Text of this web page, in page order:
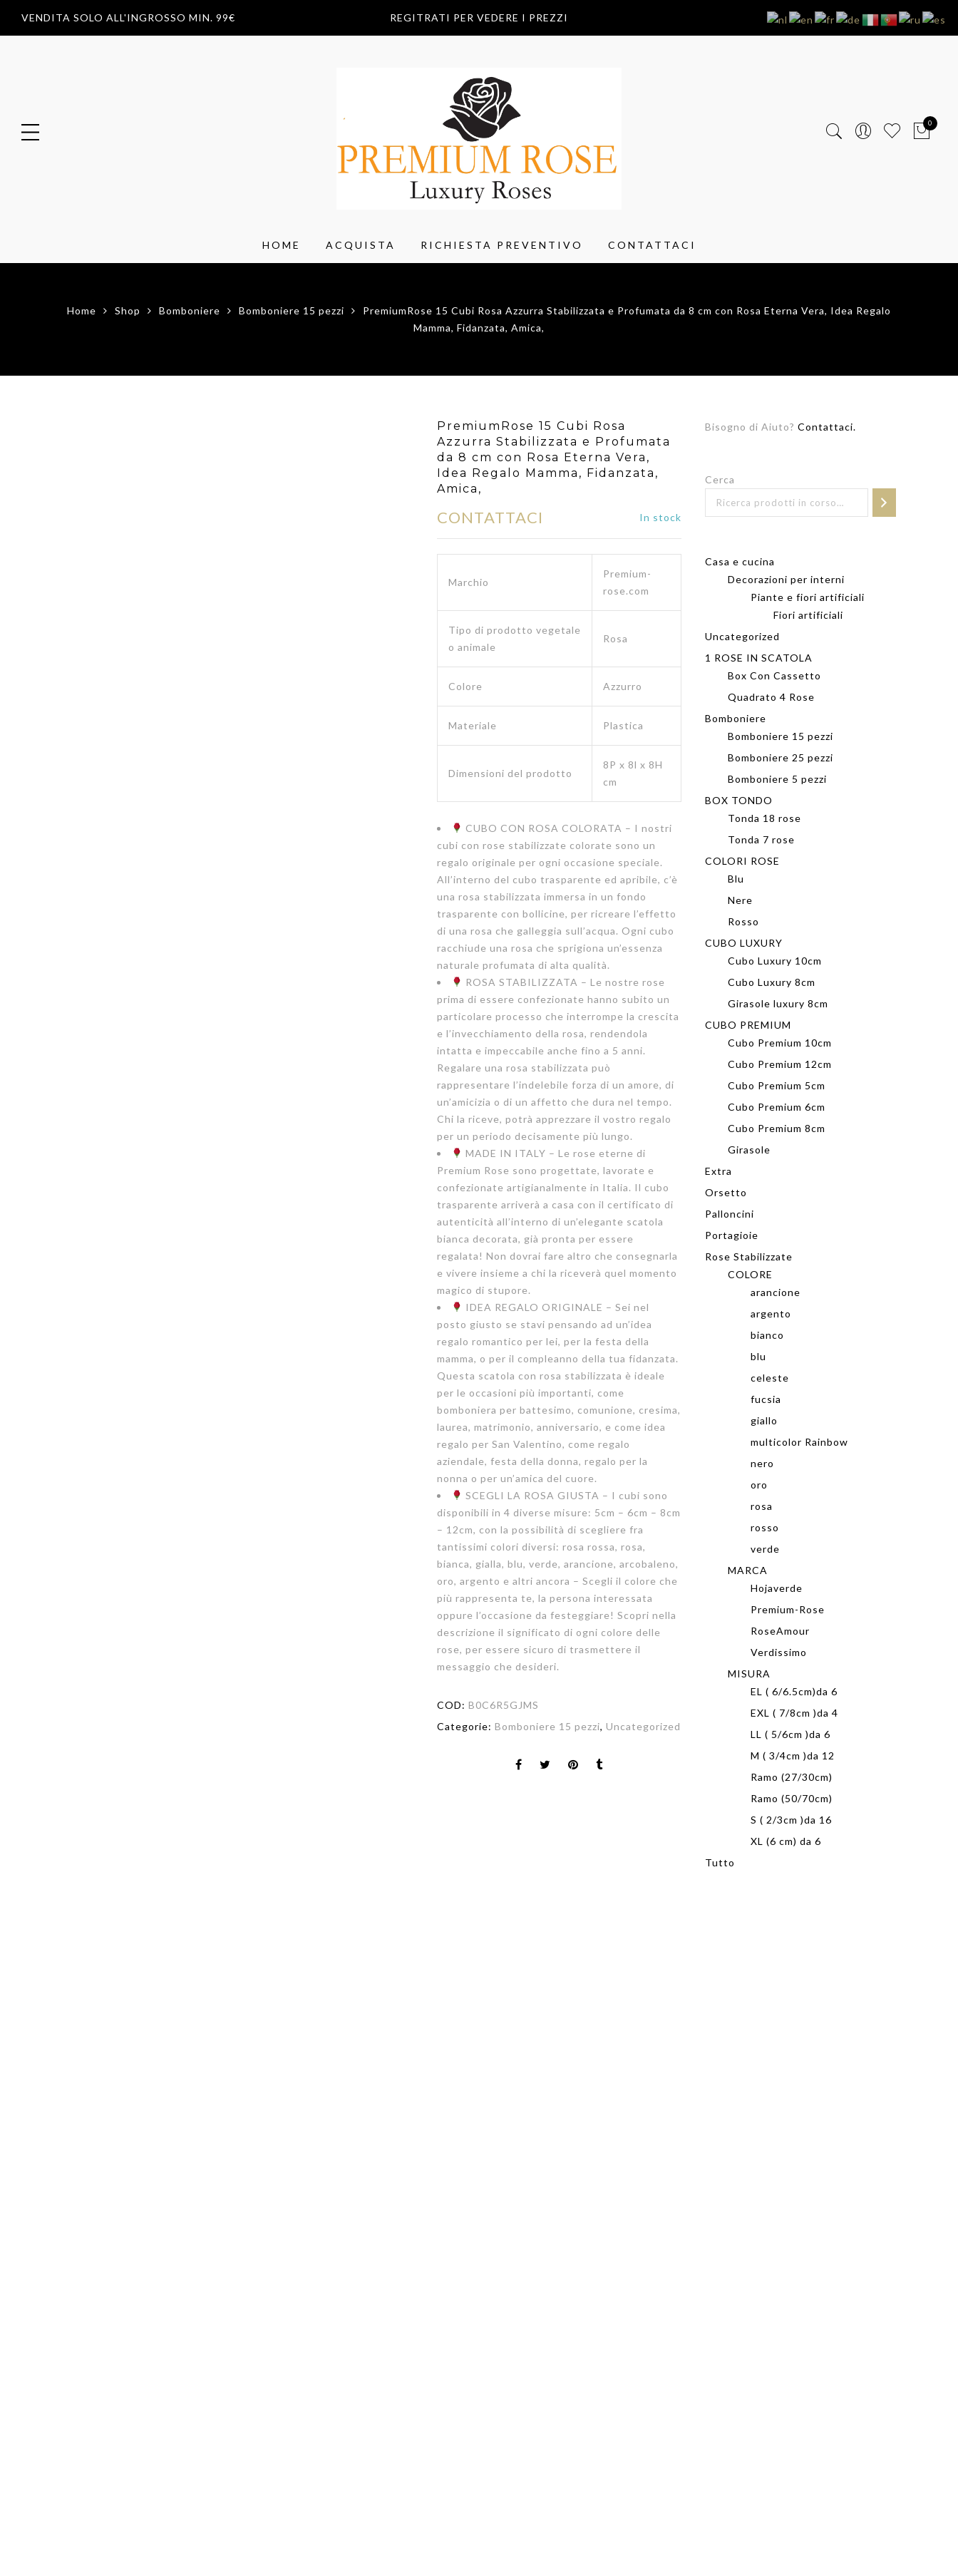
VENDITA SOLO ALL'INGROSSO MIN. 99€ REGITRATI PER VEDERE I PREZZI
0
HOME ACQUISTA RICHIESTA PREVENTIVO CONTATTACI
Home Shop Bomboniere Bomboniere 15 pezzi
PremiumRose 15 Cubi Rosa Azzurra Stabilizzata e Profumata da 8 cm con Rosa Eterna Vera, Idea Regalo
Mamma, Fidanzata, Amica,
PremiumRose 15 Cubi Rosa
Azzurra Stabilizzata e Profumata
da 8 cm con Rosa Eterna Vera,
Idea Regalo Mamma, Fidanzata,
Amica,
CONTATTACI In stock
Marchio
Premium-
rose.com
Tipo di prodotto vegetale
o animale
Rosa
Colore Azzurro
Materiale Plastica
Dimensioni del prodotto
8P x 8l x 8H
cm
CUBO CON ROSA COLORATA – I nostri
cubi con rose stabilizzate colorate sono un
regalo originale per ogni occasione speciale.
All’interno del cubo trasparente ed apribile, c’è
una rosa stabilizzata immersa in un fondo
trasparente con bollicine, per ricreare l’effetto
di una rosa che galleggia sull’acqua. Ogni cubo
racchiude una rosa che sprigiona un’essenza
naturale profumata di alta qualità.
ROSA STABILIZZATA – Le nostre rose
prima di essere confezionate hanno subito un
particolare processo che interrompe la crescita
e l’invecchiamento della rosa, rendendola
intatta e impeccabile anche fino a 5 anni.
Regalare una rosa stabilizzata può
rappresentare l’indelebile forza di un amore, di
un’amicizia o di un affetto che dura nel tempo.
Chi la riceve, potrà apprezzare il vostro regalo
per un periodo decisamente più lungo.
MADE IN ITALY – Le rose eterne di
Premium Rose sono progettate, lavorate e
confezionate artigianalmente in Italia. Il cubo
trasparente arriverà a casa con il certificato di
autenticità all’interno di un’elegante scatola
bianca decorata, già pronta per essere
regalata! Non dovrai fare altro che consegnarla
e vivere insieme a chi la riceverà quel momento
magico di stupore.
IDEA REGALO ORIGINALE – Sei nel
posto giusto se stavi pensando ad un’idea
regalo romantico per lei, per la festa della
mamma, o per il compleanno della tua fidanzata.
Questa scatola con rosa stabilizzata è ideale
per le occasioni più importanti, come
bomboniera per battesimo, comunione, cresima,
laurea, matrimonio, anniversario, e come idea
regalo per San Valentino, come regalo
aziendale, festa della donna, regalo per la
nonna o per un’amica del cuore.
SCEGLI LA ROSA GIUSTA – I cubi sono
disponibili in 4 diverse misure: 5cm – 6cm – 8cm
– 12cm, con la possibilità di scegliere fra
tantissimi colori diversi: rosa rossa, rosa,
bianca, gialla, blu, verde, arancione, arcobaleno,
oro, argento e altri ancora – Scegli il colore che
più rappresenta te, la persona interessata
oppure l’occasione da festeggiare! Scopri nella
descrizione il significato di ogni colore delle
rose, per essere sicuro di trasmettere il
messaggio che desideri.
COD: B0C6R5GJMS
Categorie: Bomboniere 15 pezzi, Uncategorized
Bisogno di Aiuto? Contattaci.
Cerca
Casa e cucina
Decorazioni per interni
Piante e fiori artificiali
Fiori artificiali
Uncategorized
1 ROSE IN SCATOLA
Box Con Cassetto
Quadrato 4 Rose
Bomboniere
Bomboniere 15 pezzi
Bomboniere 25 pezzi
Bomboniere 5 pezzi
BOX TONDO
Tonda 18 rose
Tonda 7 rose
COLORI ROSE
Blu
Nere
Rosso
CUBO LUXURY
Cubo Luxury 10cm
Cubo Luxury 8cm
Girasole luxury 8cm
CUBO PREMIUM
Cubo Premium 10cm
Cubo Premium 12cm
Cubo Premium 5cm
Cubo Premium 6cm
Cubo Premium 8cm
Girasole
Extra
Orsetto
Palloncini
Portagioie
Rose Stabilizzate
COLORE
arancione
argento
bianco
blu
celeste
fucsia
giallo
multicolor Rainbow
nero
oro
rosa
rosso
verde
MARCA
Hojaverde
Premium-Rose
RoseAmour
Verdissimo
MISURA
EL ( 6/6.5cm)da 6
EXL ( 7/8cm )da 4
LL ( 5/6cm )da 6
M ( 3/4cm )da 12
Ramo (27/30cm)
Ramo (50/70cm)
S ( 2/3cm )da 16
XL (6 cm) da 6
Tutto